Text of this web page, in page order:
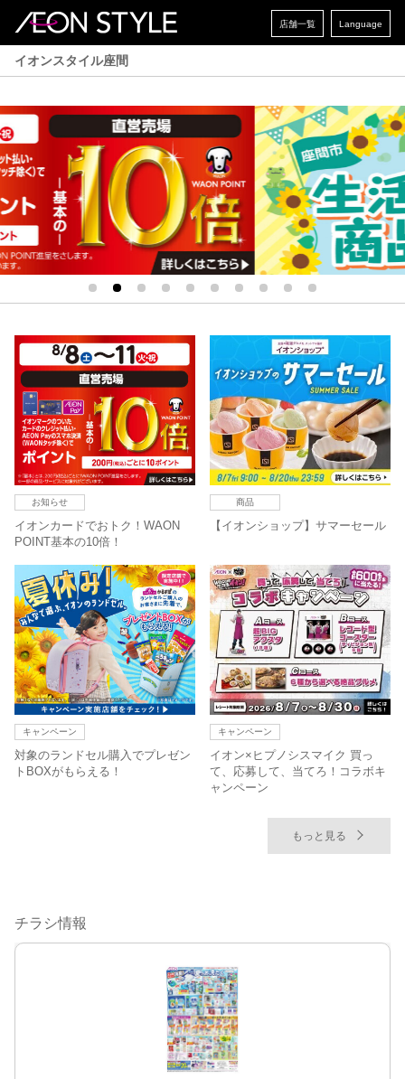
店舗一覧 Language
イオンスタイル座間
お知らせ
イオンカードでおトク！WAON
POINT基本の10倍！
商品
【イオンショップ】サマーセール
キャンペーン
対象のランドセル購入でプレゼン
トBOXがもらえる！
キャンペーン
イオン×ヒプノシスマイク 買っ
て、応募して、当てろ！コラボキ
ャンペーン
もっと見る
チラシ情報